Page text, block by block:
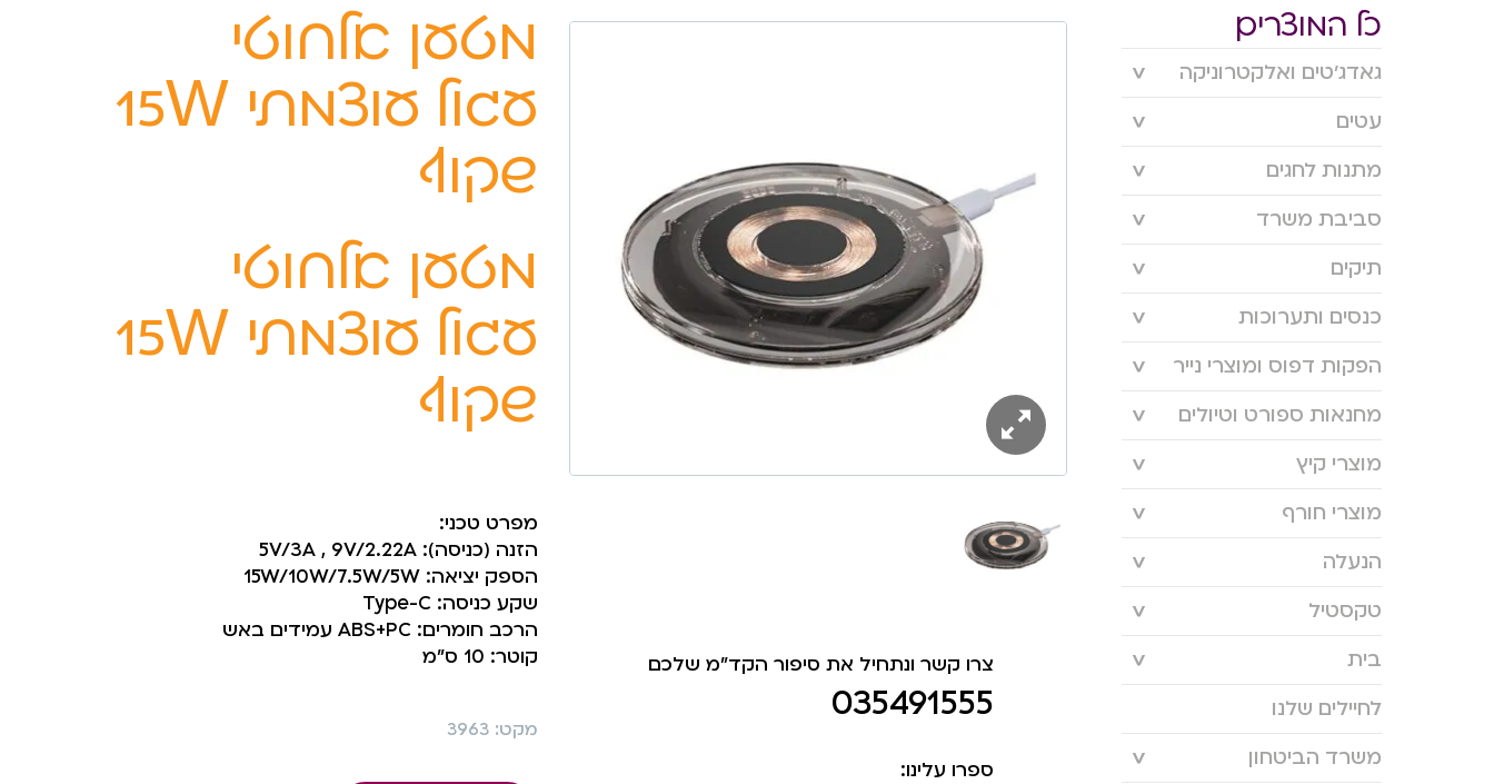
כל המוצרים
גאדג’טים ואלקטרוניקה
עטים
מתנות לחגים
סביבת משרד
תיקים
כנסים ותערוכות
הפקות דפוס ומוצרי נייר
מחנאות ספורט וטיולים
מוצרי קיץ
מוצרי חורף
הנעלה
טקסטיל
בית
לחיילים שלנו
משרד הביטחון
מטען אלחוטי
עגול עוצמתי 15W
שקוף
מטען אלחוטי
עגול עוצמתי 15W
שקוף
מפרט טכני:
הזנה (כניסה): 5V/3A , 9V/2.22A
הספק יציאה: 15W/10W/7.5W/5W
שקע כניסה: Type-C
הרכב חומרים: ABS+PC עמידים באש
קוטר: 10 ס”מ
מקט: 3963
צרו קשר ונתחיל את סיפור הקד"מ שלכם
035491555
ספרו עלינו: